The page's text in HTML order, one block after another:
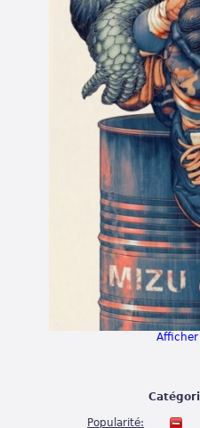
Afficher
Popularité: